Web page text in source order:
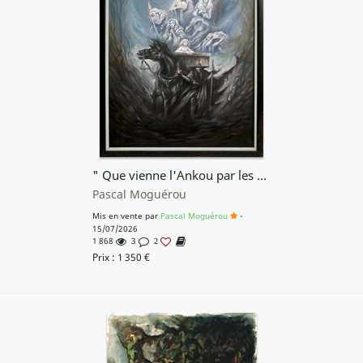
" Que vienne l'Ankou par les chemins creux..."
Pascal Moguérou
Mis en vente par Pascal Moguérou
-
15/07/2026
1 868
3 2
Prix : 1 350 €